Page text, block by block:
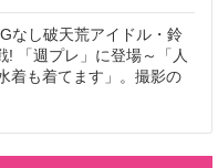
なし破天荒アイドル・鈴
! 「週プレ」に登場～「人
着も着てます」。撮影の